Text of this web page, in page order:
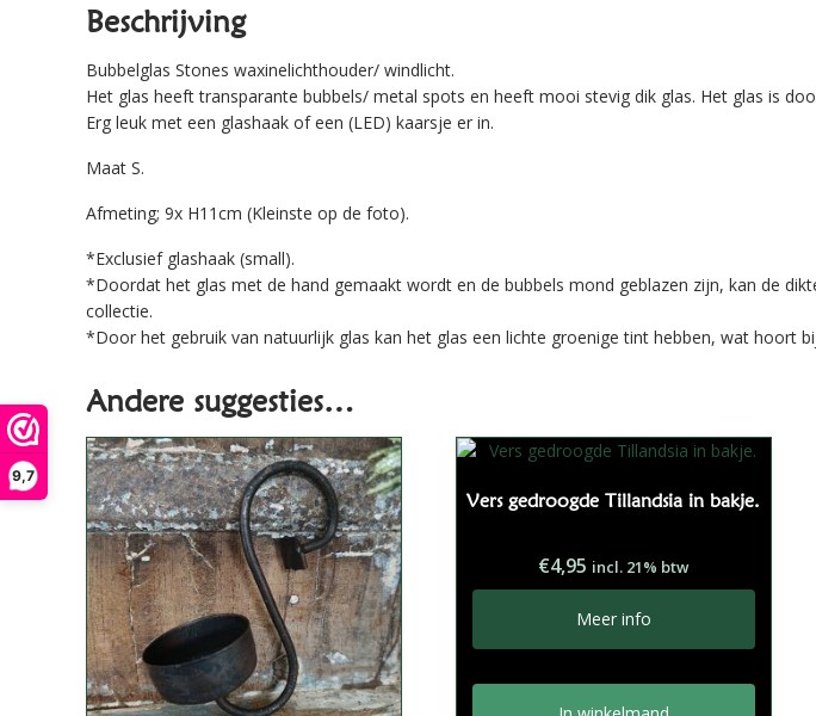
9,7
Beschrijving
Bubbelglas Stones waxinelichthouder/ windlicht.
Het glas heeft transparante bubbels/ metal spots en heeft mooi stevig dik glas. Het glas is
Erg leuk met een glashaak of een (LED) kaarsje er in.
Maat S.
Afmeting; 9x H11cm (Kleinste op de foto).
*Exclusief glashaak (small).
*Doordat het glas met de hand gemaakt wordt en de bubbels mond geblazen zijn, kan de
collectie.
*Door het gebruik van natuurlijk glas kan het glas een lichte groenige tint hebben, wat hoort
Andere suggesties…
Vers gedroogde Tillandsia in bakje.
€4,95 incl. 21% btw
Meer info